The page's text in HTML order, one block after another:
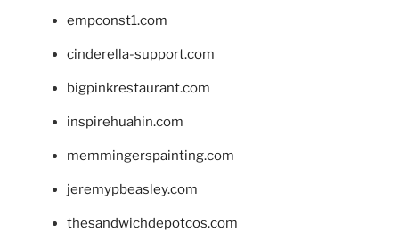
empconst1.com
cinderella-support.com
bigpinkrestaurant.com
inspirehuahin.com
memmingerspainting.com
jeremypbeasley.com
thesandwichdepotcos.com